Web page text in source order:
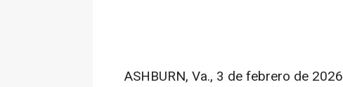
ASHBURN, Va., 3 de febrero de 2026